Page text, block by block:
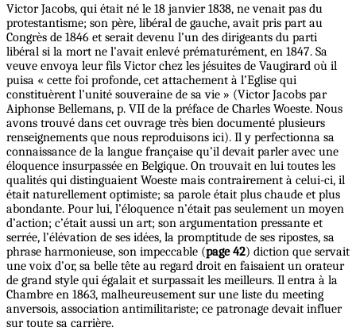
Victor Jacobs, qui était né le 18 janvier 1838, ne venait pas du
protestantisme; son père, libéral de gauche, avait pris part au
Congrès de 1846 et serait devenu l’un des dirigeants du parti
libéral si la mort ne l’avait enlevé prématurément, en 1847. Sa
veuve envoya leur fils Victor chez les jésuites de Vaugirard où il
puisa « cette foi profonde, cet attachement à l’Eglise qui
constituèrent l’unité souveraine de sa vie » (Victor Jacobs par
Aiphonse Bellemans, p. VII de la préface de Charles Woeste. Nous
avons trouvé dans cet ouvrage très bien documenté plusieurs
renseignements que nous reproduisons ici). Il y perfectionna sa
connaissance de la langue française qu’il devait parler avec une
éloquence insurpassée en Belgique. On trouvait en lui toutes les
qualités qui distinguaient Woeste mais contrairement à celui-ci, il
était naturellement optimiste; sa parole était plus chaude et plus
abondante. Pour lui, l’éloquence n’était pas seulement un moyen
d’action; c’était aussi un art; son argumentation pressante et
serrée, l’élévation de ses idées, la promptitude de ses ripostes, sa
phrase harmonieuse, son impeccable (page 42) diction que servait
une voix d’or, sa belle tête au regard droit en faisaient un orateur
de grand style qui égalait et surpassait les meilleurs. Il entra à la
Chambre en 1863, malheureusement sur une liste du meeting
anversois, association antimilitariste; ce patronage devait influer
sur toute sa carrière.